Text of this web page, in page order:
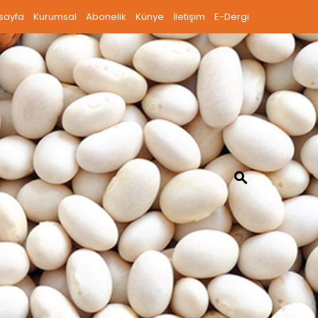
Kurumsal Abonelik Künye İletişim E-Dergi